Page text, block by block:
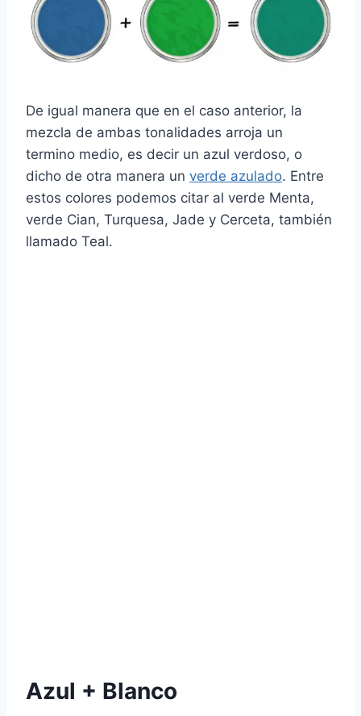
De igual manera que en el caso anterior, la
mezcla de ambas tonalidades arroja un
termino medio, es decir un azul verdoso, o
dicho de otra manera un verde azulado. Entre
estos colores podemos citar al verde Menta,
verde Cian, Turquesa, Jade y Cerceta, también
llamado Teal.
Azul + Blanco